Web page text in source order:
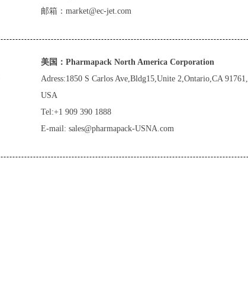
邮箱： market@ec-jet.com
美国：Pharmapack North America Corporation
Adress:1850 S Carlos Ave,Bldg15,Unite 2,Ontario,CA 91761,
USA
Tel:+1 909 390 1888
E-mail: sales@pharmapack-USNA.com